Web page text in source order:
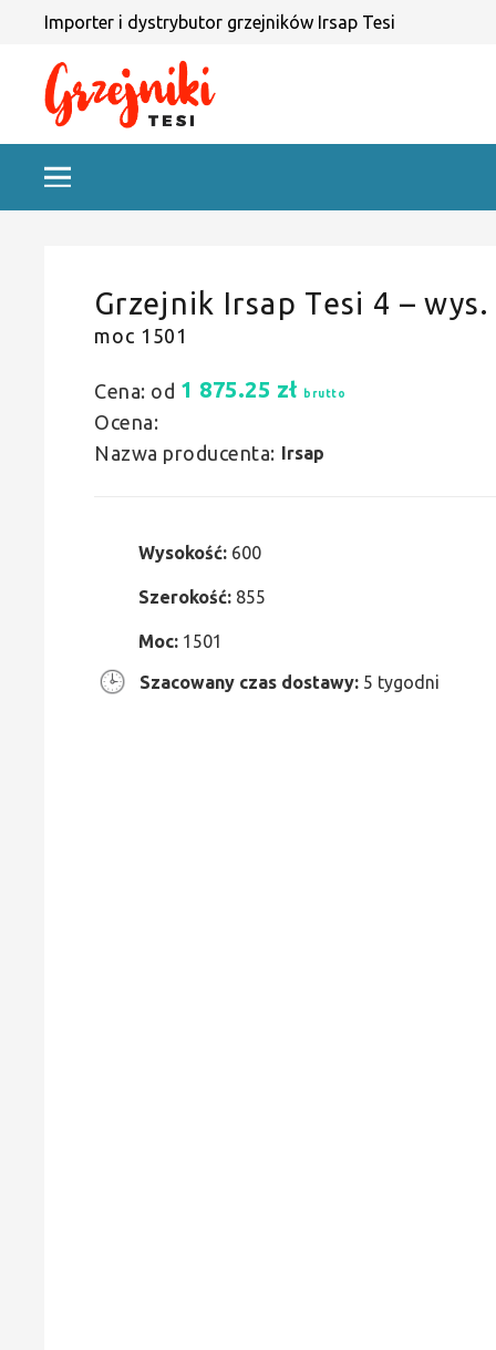
Importer i dystrybutor grzejników Irsap Tesi
Grzejnik Irsap Tesi 4 –
moc 1501
Cena: od 1 875.25 zł brutto
Ocena:
Nazwa producenta: Irsap
Wysokość: 600
Szerokość: 855
Moc: 1501
Szacowany czas dostawy: 5 tygodni